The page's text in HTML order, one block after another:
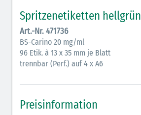
schraffiert)
Anticholinergika (hellgrün)
Cholinergika (hellgrün schraffiert)
Spritzenetiketten hellgrün
Art.-Nr. 471736
BS-Carino 20 mg/ml
96 Etik. à 13 x 35 mm je Blatt
trennbar (Perf.) auf 4 x A6
Preisinformation